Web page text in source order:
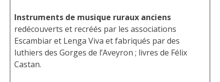
Instruments de musique ruraux anciens
redécouverts et recréés par les associations
Escambiar et Lenga Viva et fabriqués par des
luthiers des Gorges de l’Aveyron ; livres de Félix
Castan.